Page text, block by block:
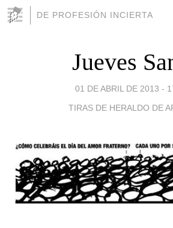
DE PROFESIÓN INCIERTA
Jueves
01 DE ABRIL DE 2013 -
TIRAS DE HERALDO DE